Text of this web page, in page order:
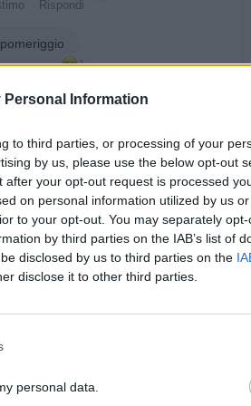
Personal Information
to third parties, or processing of your
by us, please use the below opt-out
your opt-out request is processed
on personal information utilized by us
to your opt-out. You may separately
by third parties on the IAB’s list of
disclosed by us to third parties on the
disclose it to other third parties.
personal data.
Rispondi
1
1
· Rispondi
pubblicità